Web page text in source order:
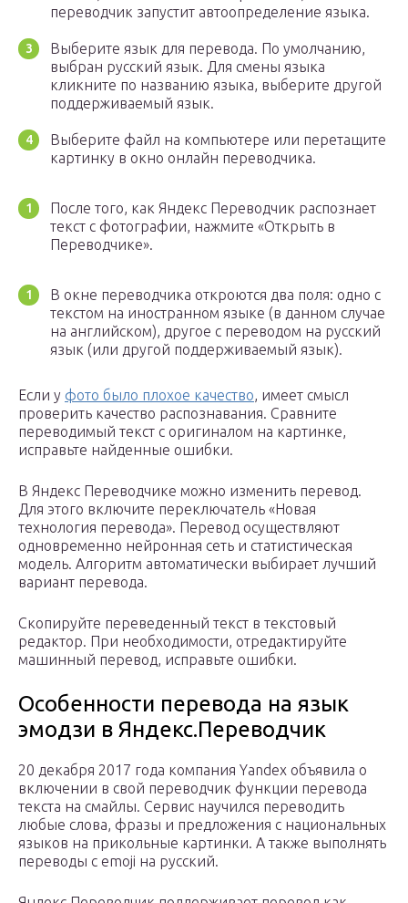
переводчик запустит автоопределение языка.
Выберите язык для перевода. По умолчанию,
выбран русский язык. Для смены языка
кликните по названию языка, выберите другой
поддерживаемый язык.
Выберите файл на компьютере или перетащите
картинку в окно онлайн переводчика.
После того, как Яндекс Переводчик распознает
текст с фотографии, нажмите «Открыть в
Переводчике».
В окне переводчика откроются два поля: одно с
текстом на иностранном языке (в данном случае
на английском), другое с переводом на русский
язык (или другой поддерживаемый язык).
Если у фото было плохое качество, имеет смысл
проверить качество распознавания. Сравните
переводимый текст с оригиналом на картинке,
исправьте найденные ошибки.
В Яндекс Переводчике можно изменить перевод.
Для этого включите переключатель «Новая
технология перевода». Перевод осуществляют
одновременно нейронная сеть и статистическая
модель. Алгоритм автоматически выбирает лучший
вариант перевода.
Скопируйте переведенный текст в текстовый
редактор. При необходимости, отредактируйте
машинный перевод, исправьте ошибки.
Особенности перевода на язык
эмодзи в Яндекс.Переводчик
20 декабря 2017 года компания Yandex объявила о
включении в свой переводчик функции перевода
текста на смайлы. Сервис научился переводить
любые слова, фразы и предложения с национальных
языков на прикольные картинки. А также выполнять
переводы с emoji на русский.